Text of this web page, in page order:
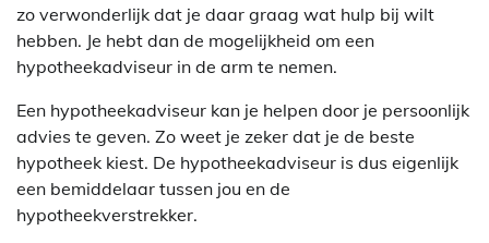
zo verwonderlijk dat je daar graag wat hulp bij wilt
hebben. Je hebt dan de mogelijkheid om een
hypotheekadviseur in de arm te nemen.
Een hypotheekadviseur kan je helpen door je persoonlijk
advies te geven. Zo weet je zeker dat je de beste
hypotheek kiest. De hypotheekadviseur is dus eigenlijk
een bemiddelaar tussen jou en de
hypotheekverstrekker.